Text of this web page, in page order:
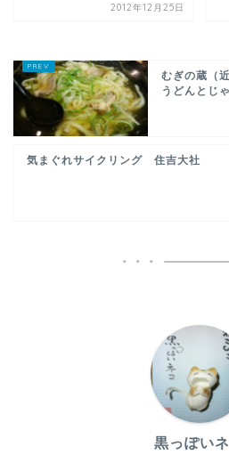
2012年12月25日
むぎの蔵（
うどんとじ
気まぐれサイクリング 住吉大社
黒っぽい